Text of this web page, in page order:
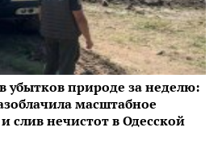
убытков природе за неделю:
масштабное
слив нечистот в Одесской